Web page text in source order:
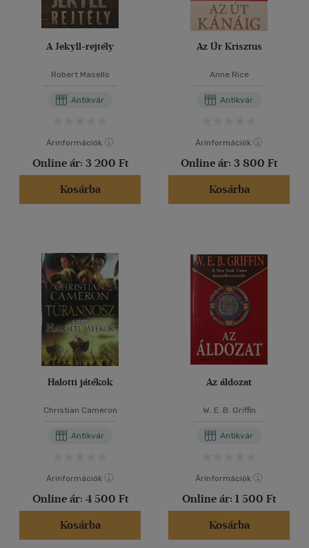
A Jekyll-rejtély
Robert Masello
Antikvár
Árinformációk
Online ár: 3 200 Ft
Kosárba
Az Úr Krisztus
Anne Rice
Antikvár
Árinformációk
Online ár: 3 800 Ft
Kosárba
Halotti játékok
Christian Cameron
Antikvár
Árinformációk
Online ár: 4 500 Ft
Kosárba
Az áldozat
W. E. B. Griffin
Antikvár
Árinformációk
Online ár: 1 500 Ft
Kosárba